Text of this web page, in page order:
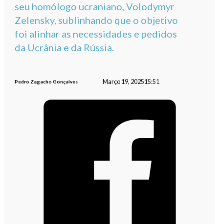
seu homólogo ucraniano, Volodymyr
Zelensky, sublinhando que o objetivo
foi alinhar as necessidades e pedidos
da Ucrânia e da Rússia.
Pedro Zagacho Gonçalves Março 19, 202515:51